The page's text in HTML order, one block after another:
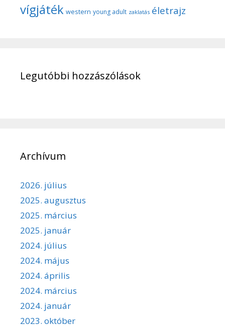
vígjáték western young adult zaklatás életrajz
Legutóbbi hozzászólások
Archívum
2026. július
2025. augusztus
2025. március
2025. január
2024. július
2024. május
2024. április
2024. március
2024. január
2023. október